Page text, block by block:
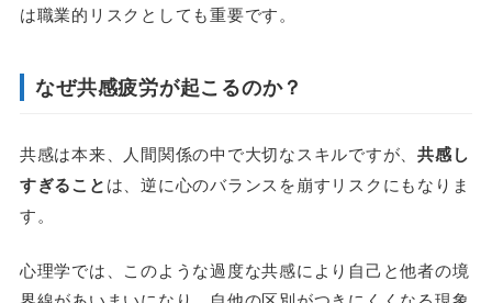
は職業的リスクとしても重要です。
なぜ共感疲労が起こるのか？
共感は本来、人間関係の中で大切なスキルですが、共感し
すぎることは、逆に心のバランスを崩すリスクにもなりま
す。
心理学では、このような過度な共感により自己と他者の境